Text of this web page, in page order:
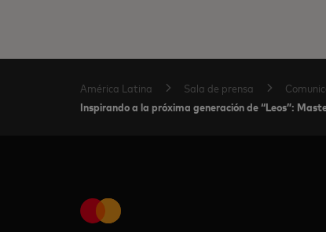
América Latina Sala de prensa
Inspirando a la próxima generación de “Leos”: